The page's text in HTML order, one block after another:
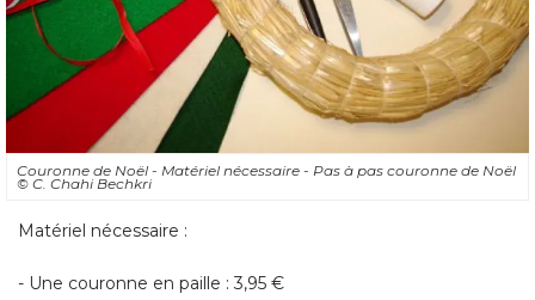
Couronne de Noël - Matériel nécessaire - Pas à pas couronne de Noël
© C. Chahi Bechkri
Matériel nécessaire :
- Une couronne en paille : 3,95 €